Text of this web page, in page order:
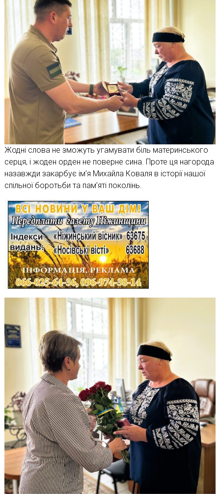
Жодні слова не зможуть угамувати біль материнського
серця, і жоден орден не поверне сина. Проте ця нагорода
назавжди закарбує ім’я Михайла Коваля в історії нашої
спільної боротьби та пам’яті поколінь.